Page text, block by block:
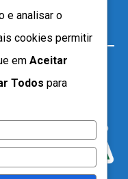
e analisar o
cookies permitir
em Aceitar
Todos para